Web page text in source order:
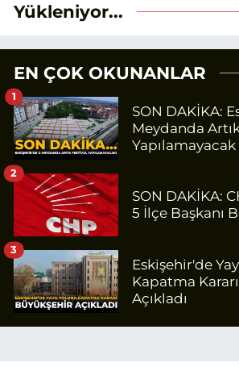
Yükleniyor...
EN ÇOK OKUNANLAR
SON DAKİKA:
Meydanda
Yapılamayacak
1
SON DAKİKA:
5 İlçe Başkanı
2
Eskişehir'de
Kapatma
Açıkladı
3